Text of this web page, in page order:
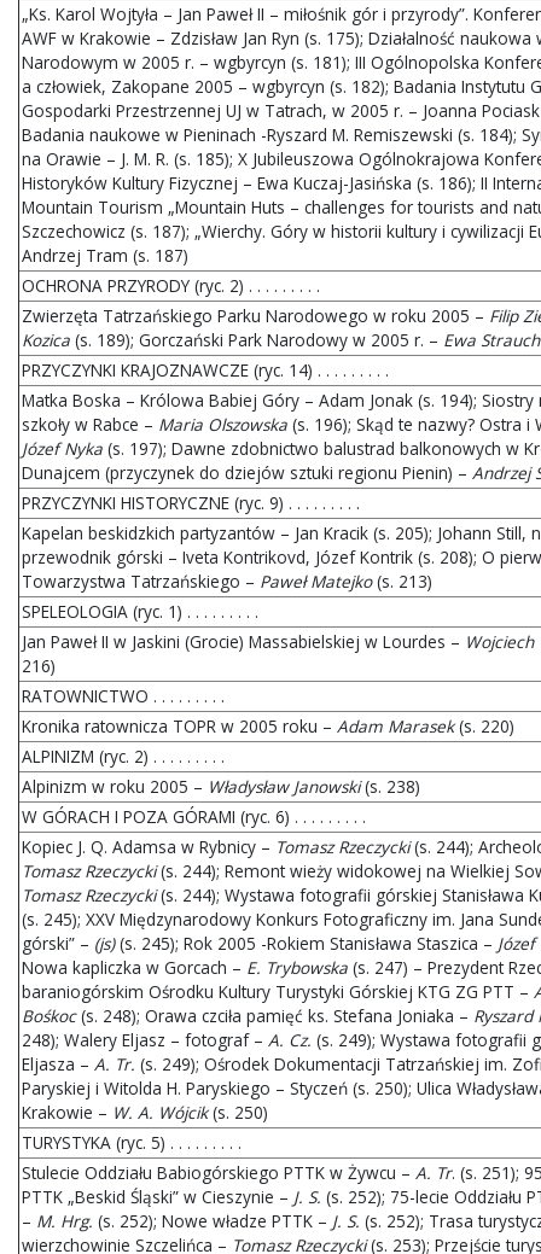
„Ks. Karol Wojtyła – Jan Paweł II – miłośnik gór i przyrody”.
AWF w Krakowie – Zdzisław Jan Ryn (s. 175); Działalność
Narodowym w 2005 r. – wgbyrcyn (s. 181); III Ogólnopolska
a człowiek, Zakopane 2005 – wgbyrcyn (s. 182); Badania Instytutu
Gospodarki Przestrzennej UJ w Tatrach, w 2005 r. – Joanna
Badania naukowe w Pieninach -Ryszard M. Remiszewski (s. 184);
na Orawie – J. M. R. (s. 185); X Jubileuszowa Ogólnokrajowa
Historyków Kultury Fizycznej – Ewa Kuczaj-Jasińska (s. 186); II
Mountain Tourism „Mountain Huts – challenges for tourists and
Szczechowicz (s. 187); „Wierchy. Góry w historii kultury i cywilizacji
Andrzej Tram (s. 187)
OCHRONA PRZYRODY (ryc. 2) . . . . . . . . .
Zwierzęta Tatrzańskiego Parku Narodowego w roku 2005 – Filip
Kozica (s. 189); Gorczański Park Narodowy w 2005 r. – Ewa
PRZYCZYNKI KRAJOZNAWCZE (ryc. 14) . . . . . . . . .
Matka Boska – Królowa Babiej Góry – Adam Jonak (s. 194); Siostry
szkoły w Rabce – Maria Olszowska (s. 196); Skąd te nazwy? Ostra i
Józef Nyka (s. 197); Dawne zdobnictwo balustrad balkonowych w
Dunajcem (przyczynek do dziejów sztuki regionu Pienin) – Andrzej
PRZYCZYNKI HISTORYCZNE (ryc. 9) . . . . . . . . .
Kapelan beskidzkich partyzantów – Jan Kracik (s. 205); Johann Still,
przewodnik górski – Iveta Kontrikovd, Józef Kontrik (s. 208); O
Towarzystwa Tatrzańskiego – Paweł Matejko(s. 213)
SPELEOLOGIA (ryc. 1) . . . . . . . . .
Jan Paweł II w Jaskini (Grocie) Massabielskiej w Lourdes – Wojciech
216)
RATOWNICTWO . . . . . . . . .
Kronika ratownicza TOPR w 2005 roku – Adam Marasek(s. 220)
ALPINIZM (ryc. 2) . . . . . . . . .
Alpinizm w roku 2005 – Władysław Janowski(s. 238)
W GÓRACH I POZA GÓRAMI (ryc. 6) . . . . . . . . .
Kopiec J. Q. Adamsa w Rybnicy – Tomasz Rzeczycki(s. 244);
Tomasz Rzeczycki(s. 244); Remont wieży widokowej na Wielkiej
Tomasz Rzeczycki(s. 244); Wystawa fotografii górskiej Stanisława
(s. 245); XXV Międzynarodowy Konkurs Fotograficzny im. Jana
górski” – (js)(s. 245); Rok 2005 -Rokiem Stanisława Staszica –
Nowa kapliczka w Gorcach – E. Trybowska (s. 247) – Prezydent
baraniogórskim Ośrodku Kultury Turystyki Górskiej KTG ZG PTT –
Bośkoc(s. 248); Orawa czciła pamięć ks. Stefana Joniaka – Ryszard
248); Walery Eljasz – fotograf – A. Cz. (s. 249); Wystawa fotografii
Eljasza – A. Tr. (s. 249); Ośrodek Dokumentacji Tatrzańskiej im.
Paryskiej i Witolda H. Paryskiego – Styczeń (s. 250); Ulica
Krakowie – W. A. Wójcik(s. 250)
TURYSTYKA (ryc. 5) . . . . . . . . .
Stulecie Oddziału Babiogórskiego PTTK w Żywcu – A. Tr. (s. 251);
PTTK „Beskid Śląski” w Cieszynie – J. S. (s. 252); 75-lecie Oddziału
– M. Hrg. (s. 252); Nowe władze PTTK – J. S. (s. 252); Trasa
wierzchowinie Szczelińca – Tomasz Rzeczycki(s. 253); Przejście